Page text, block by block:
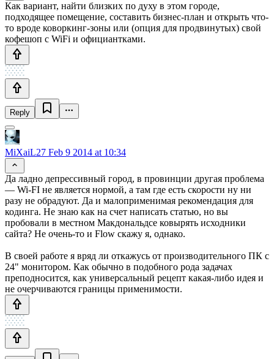
Как вариант, найти близких по духу в этом городе,
подходящее помещение, составить бизнес-план и открыть что-
то вроде коворкинг-зоны или (опция для продвинутых) свой
кофешоп с WiFi и официантками.
Reply
MiXaiL27 Feb 9 2014 at 10:34
Да ладно депрессивный город, в провинции другая проблема
— Wi-FI не является нормой, а там где есть скорости ну ни
разу не обрадуют. Да и малоприменимая рекомендация для
кодинга. Не знаю как на счет написать статью, но вы
пробовали в местном Макдональдсе ковырять исходники
сайта? Не очень-то и Flow скажу я, однако.
В своей работе я вряд ли откажусь от производительного ПК с
24" монитором. Как обычно в подобного рода задачах
преподносится, как универсальный рецепт какая-либо идея и
не очерчиваются границы применимости.